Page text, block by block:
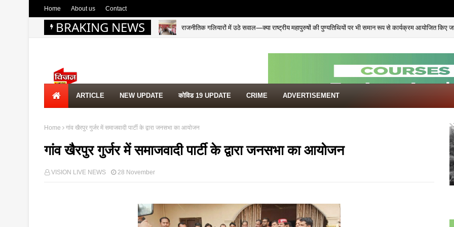
Home About us Contact
BRAKING NEWS राजनीतिक गलियारों में उठे सवाल—क्या राष्ट्रीय महापुरुषों की पुण्यतिथियों पर भी समान रूप से कार्यक्रम आयोजित किए
ARTICLE NEW UPDATE कोविड 19 UPDATE CRIME ADVERTISEMENT
Home गांव खैरपुर गुर्जर में समाजवादी पार्टी के द्वारा जनसभा का आयोजन
गांव खैरपुर गुर्जर में समाजवादी पार्टी के द्वारा जनसभा का आयोजन
VISION LIVE NEWS 28 November